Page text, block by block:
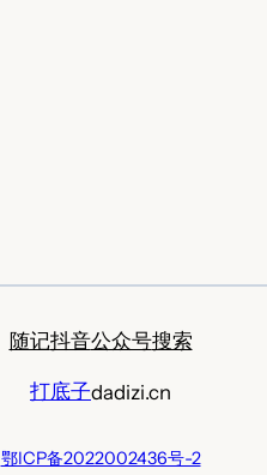
随记抖音公众号搜索
打底子dadizi.cn
鄂ICP备2022002436号-2